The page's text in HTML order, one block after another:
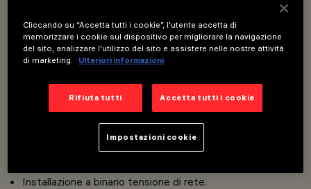
Overview
Un innovativo sistema Push&Go che facilita e velocizza il
cambio di rifrattori ed accessori, per un cambio in
sicurezza sul posto.
Installabili contemporaneamente tre accessori piani ed
Installazione a binario tensione di rete.
Cliccando su “Accetta tutti i cookie”, l'utente accetta di
memorizzare i cookie sul dispositivo per migliorare la navigazione
del sito, analizzare l'utilizzo del sito e assistere nelle nostre attività
di marketing.
Ulteriori informazioni
Rifiuta tutti Accetta tutti i cookie
Impostazioni cookie